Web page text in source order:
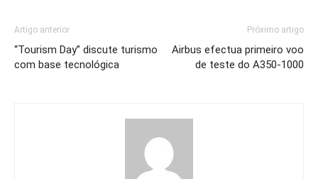
Artigo anterior
“Tourism Day” discute turismo
com base tecnológica
Próximo artigo
Airbus efectua primeiro voo
de teste do A350-1000